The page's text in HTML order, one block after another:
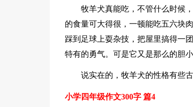
牧羊犬真能吃，不管什么时候
的食量可大得很，一顿能吃五六块
踩到足球上耍杂技，把屋里搞得一
特有的勇气。可是它又是那么的胆
说实在的，牧羊犬的性格有些
小学四年级作文300字 篇4